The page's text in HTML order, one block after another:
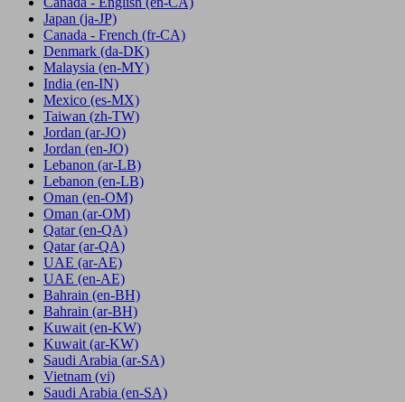
Japan (ja-JP)
Canada - French (fr-CA)
Denmark (da-DK)
Malaysia (en-MY)
India (en-IN)
Mexico (es-MX)
Taiwan (zh-TW)
Jordan (ar-JO)
Jordan (en-JO)
Lebanon (ar-LB)
Lebanon (en-LB)
Oman (en-OM)
Oman (ar-OM)
Qatar (en-QA)
Qatar (ar-QA)
UAE (ar-AE)
UAE (en-AE)
Bahrain (en-BH)
Bahrain (ar-BH)
Kuwait (en-KW)
Kuwait (ar-KW)
Saudi Arabia (ar-SA)
Vietnam (vi)
Saudi Arabia (en-SA)